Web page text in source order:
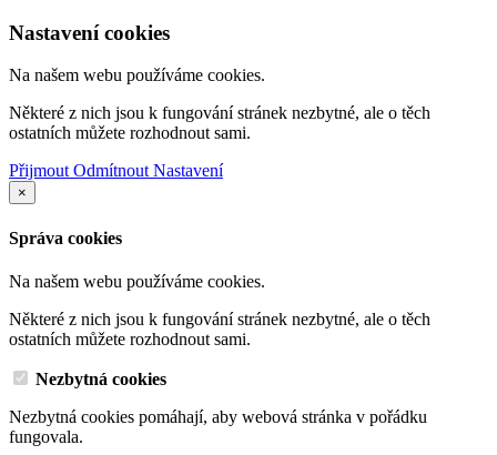
Nastavení cookies
Na našem webu používáme cookies.
Některé z nich jsou k fungování stránek nezbytné, ale o těch
ostatních můžete rozhodnout sami.
PřijmoutOdmítnoutNastavení
×
Správa cookies
Na našem webu používáme cookies.
Některé z nich jsou k fungování stránek nezbytné, ale o těch
ostatních můžete rozhodnout sami.
Nezbytná cookies
Nezbytná cookies pomáhají, aby webová stránka v pořádku
fungovala.